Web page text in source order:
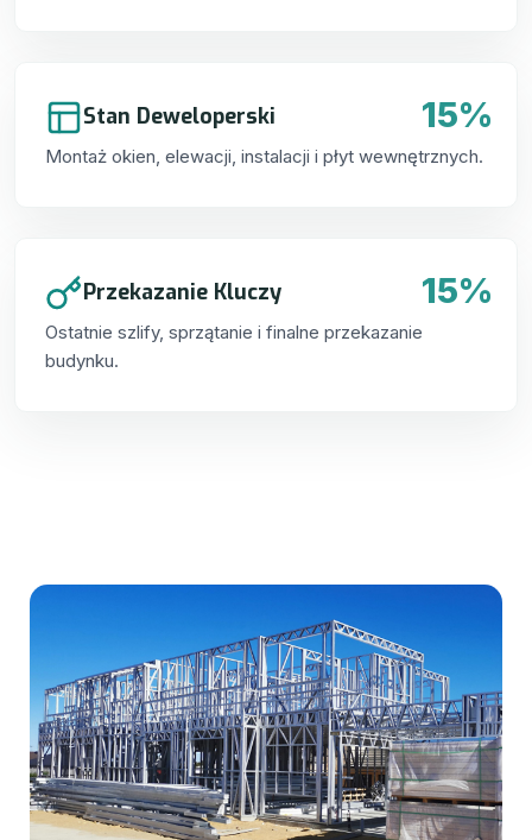
15%
Stan Deweloperski
Montaż okien, elewacji, instalacji i płyt wewnętrznych.
15%
Przekazanie Kluczy
Ostatnie szlify, sprzątanie i finalne przekazanie
budynku.